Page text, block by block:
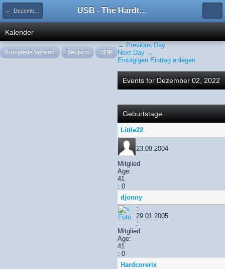
← Dezember 2022 USB - The Hardtechno Family
Kalender
← Previous Day
Next Day →
Eintägigen Eintrag anlegen
Events for Dezember 02, 2022
Geburtstage
Little22
:
23.09.2004
:
Mitglied
Age:
41
: 0
djonny
:
29.01.2005
:
Mitglied
Age:
41
: 0
Hardcorerix
Komplette Version Deutsch TOP